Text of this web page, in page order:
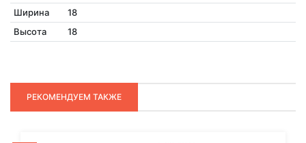
Ширина
18
Высота
18
РЕКОМЕНДУЕМ ТАКЖЕ